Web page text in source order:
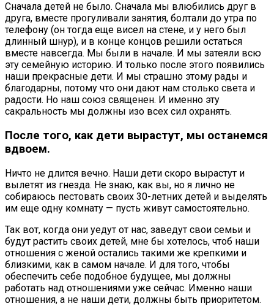
Сначала детей не было. Сначала мы влюбились друг в
друга, вместе прогуливали занятия, болтали до утра по
телефону (он тогда еще висел на стене, и у него был
длинный шнур), и в конце концов решили остаться
вместе навсегда. Мы были в начале. И мы затеяли всю
эту семейную историю. И только после этого появились
наши прекрасные дети. И мы страшно этому рады и
благодарны, потому что они дают нам столько света и
радости. Но наш союз священен. И именно эту
сакральность мы должны изо всех сил охранять.
После того, как дети вырастут, мы останемся
вдвоем.
Ничто не длится вечно. Наши дети скоро вырастут и
вылетят из гнезда. Не знаю, как вы, но я лично не
собираюсь пестовать своих 30-летних детей и выделять
им еще одну комнату — пусть живут самостоятельно.
Так вот, когда они уедут от нас, заведут свои семьи и
будут растить своих детей, мне бы хотелось, чтоб наши
отношения с женой остались такими же крепкими и
близкими, как в самом начале. И для того, чтобы
обеспечить себе подобное будущее, мы должны
работать над отношениями уже сейчас. Именно наши
отношения, а не наши дети, должны быть приоритетом.